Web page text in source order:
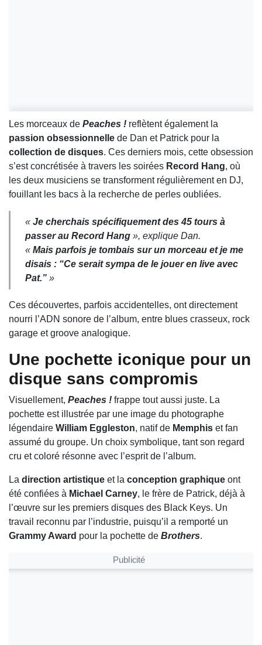
Les morceaux de Peaches ! reflètent également la
passion obsessionnelle de Dan et Patrick pour la
collection de disques. Ces derniers mois, cette obsession
s’est concrétisée à travers les soirées Record Hang, où
les deux musiciens se transforment régulièrement en DJ,
fouillant les bacs à la recherche de perles oubliées.
« Je cherchais spécifiquement des 45 tours à
passer au Record Hang », explique Dan.
« Mais parfois je tombais sur un morceau et je me
disais : “Ce serait sympa de le jouer en live avec
Pat.” »
Ces découvertes, parfois accidentelles, ont directement
nourri l’ADN sonore de l’album, entre blues crasseux, rock
garage et groove analogique.
Une pochette iconique pour un
disque sans compromis
Visuellement, Peaches ! frappe tout aussi juste. La
pochette est illustrée par une image du photographe
légendaire William Eggleston, natif de Memphis et fan
assumé du groupe. Un choix symbolique, tant son regard
cru et coloré résonne avec l’esprit de l’album.
La direction artistique et la conception graphique ont
été confiées à Michael Carney, le frère de Patrick, déjà à
l’œuvre sur les premiers disques des Black Keys. Un
travail reconnu par l’industrie, puisqu’il a remporté un
Grammy Award pour la pochette de Brothers.
Publicité